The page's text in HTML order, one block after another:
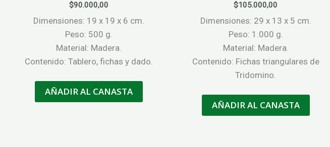
$90.000,00
Dimensiones: 19 x 19 x 6 cm.
Peso: 500 g.
Material: Madera.
Contenido: Tablero, fichas y dado.
AÑADIR AL CANASTA
$105.000,00
Dimensiones: 29 x 13 x 5 cm.
Peso: 1.000 g.
Material: Madera.
Contenido: Fichas triangulares de
Tridomino.
AÑADIR AL CANASTA